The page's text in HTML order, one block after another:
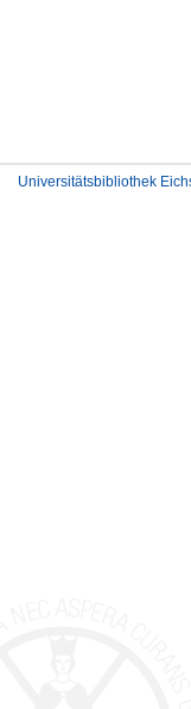
Universitätsbibliothek